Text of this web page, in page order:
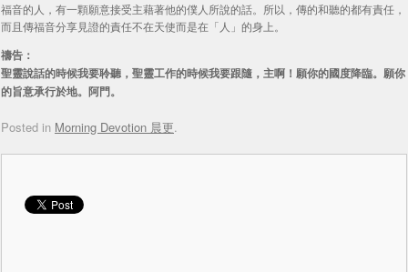
福音的人，有一顆願意接受主藉著他的僕人所說的話。所以，傳的和聽的都有責任，
而且傳福音分享見證的責任不在天使而是在「人」的身上。
禱告：
聖靈說話的時候我要聆聽，聖靈工作的時候我要跟隨，主啊！願你的國度降臨。願你
的旨意承行於地。阿門。
Posted in Morning Devotion 晨更.